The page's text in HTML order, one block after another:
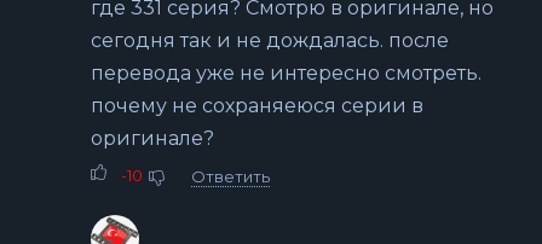
где 331 серия? Смотрю в оригинале, но
сегодня так и не дождалась. после
перевода уже не интересно смотреть.
почему не сохраняеюся серии в
оригинале?
-10 Ответить